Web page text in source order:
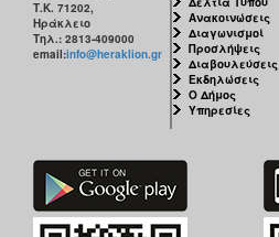
Τ.Κ. 71202,
Ηράκλειο
Τηλ.: 2813-409000
email:info@heraklion.gr
Ανακοινώσεις
Διαγωνισμοί
Προσλήψεις
Διαβουλεύσεις
Εκδηλώσεις
Ο Δήμος
Υπηρεσίες